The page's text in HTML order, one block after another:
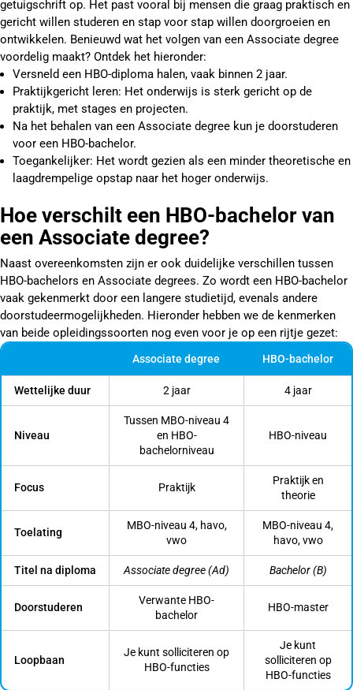
getuigschrift op. Het past vooral bij mensen die graag praktisch en
gericht willen studeren en stap voor stap willen doorgroeien en
ontwikkelen. Benieuwd wat het volgen van een Associate degree
voordelig maakt? Ontdek het hieronder:
Versneld een HBO-diploma halen, vaak binnen 2 jaar.
Praktijkgericht leren: Het onderwijs is sterk gericht op de
praktijk, met stages en projecten.
Na het behalen van een Associate degree kun je doorstuderen
voor een HBO-bachelor.
Toegankelijker: Het wordt gezien als een minder theoretische en
laagdrempelige opstap naar het hoger onderwijs.
Hoe verschilt een HBO-bachelor van
een Associate degree?
Naast overeenkomsten zijn er ook duidelijke verschillen tussen
HBO-bachelors en Associate degrees. Zo wordt een HBO-bachelor
vaak gekenmerkt door een langere studietijd, evenals andere
doorstudeermogelijkheden. Hieronder hebben we de kenmerken
van beide opleidingssoorten nog even voor je op een rijtje gezet:
Associate degree HBO-bachelor
Wettelijke duur 2 jaar 4 jaar
Niveau
Tussen MBO-niveau 4
en HBO-
bachelorniveau
HBO-niveau
Focus Praktijk
Praktijk en
theorie
Toelating
MBO-niveau 4, havo,
vwo
MBO-niveau 4,
havo, vwo
Titel na diploma Associate degree (Ad) Bachelor (B)
Doorstuderen
Verwante HBO-
bachelor
HBO-master
Loopbaan
Je kunt solliciteren op
HBO-functies
Je kunt
solliciteren op
HBO-functies